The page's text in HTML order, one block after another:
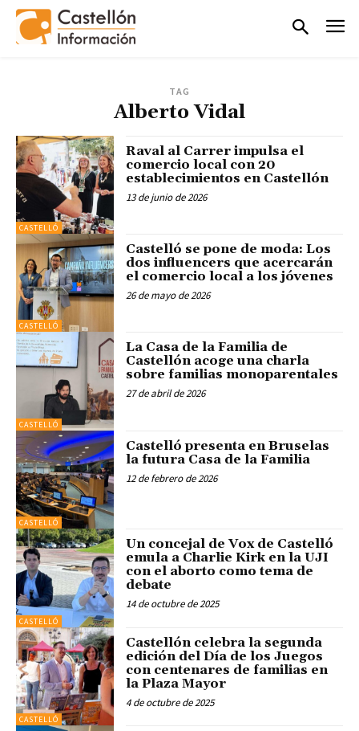
TAG
Alberto Vidal
CASTELLÓ
Raval al Carrer impulsa el
comercio local con 20
establecimientos en Castellón
13 de junio de 2026
CASTELLÓ
Castelló se pone de moda: Los
dos influencers que acercarán
el comercio local a los jóvenes
26 de mayo de 2026
CASTELLÓ
La Casa de la Familia de
Castellón acoge una charla
sobre familias monoparentales
27 de abril de 2026
CASTELLÓ
Castelló presenta en Bruselas
la futura Casa de la Familia
12 de febrero de 2026
CASTELLÓ
Un concejal de Vox de Castelló
emula a Charlie Kirk en la UJI
con el aborto como tema de
debate
14 de octubre de 2025
CASTELLÓ
Castellón celebra la segunda
edición del Día de los Juegos
con centenares de familias en
la Plaza Mayor
4 de octubre de 2025